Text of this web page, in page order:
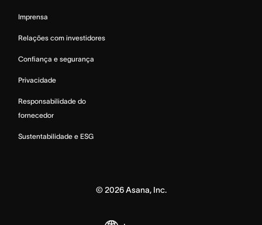
Imprensa
Relações com investidores
Confiança e segurança
Privacidade
Responsabilidade do
fornecedor
Sustentabilidade e ESG
©2026Asana, Inc.